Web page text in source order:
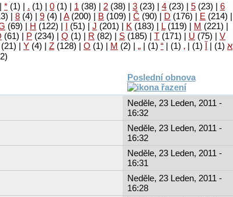
| * (1) | . (1) | 0 (1) | 1 (38) | 2 (38) | 3 (23) | 4 (23) | 5 (23) | 6
| 8 (4) | 9 (4) | A(200) | B (109) | Č (90) | D (176) | E (214) |
(69) | H (122) | I (51) | J (201) | K (183) | L(119) | M (221) |
(61) | P (234) | Q (1) | R (82) | S (185) | T (171) | U (75) | V
(21) | Y (4) | Z (128) | Ο (1) | М (2) | א (1)
| آ (1)
|
‚
(1)
|
“
(1)
|
„
(2)
Poslední obnova
Neděle, 23 Leden, 2011 -
16:32
Neděle, 23 Leden, 2011 -
16:32
Neděle, 23 Leden, 2011 -
16:31
Neděle, 23 Leden, 2011 -
16:28